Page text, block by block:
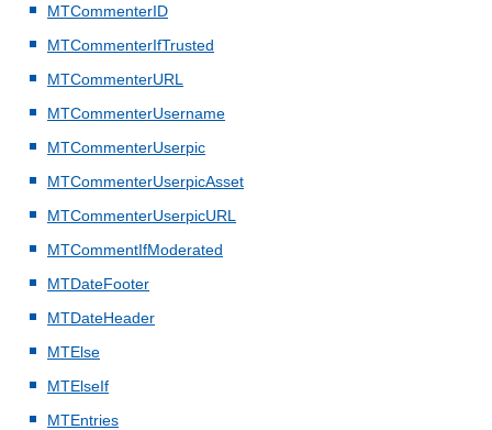
MTCommenterID
MTCommenterIfTrusted
MTCommenterURL
MTCommenterUsername
MTCommenterUserpic
MTCommenterUserpicAsset
MTCommenterUserpicURL
MTCommentIfModerated
MTDateFooter
MTDateHeader
MTElse
MTElseIf
MTEntries